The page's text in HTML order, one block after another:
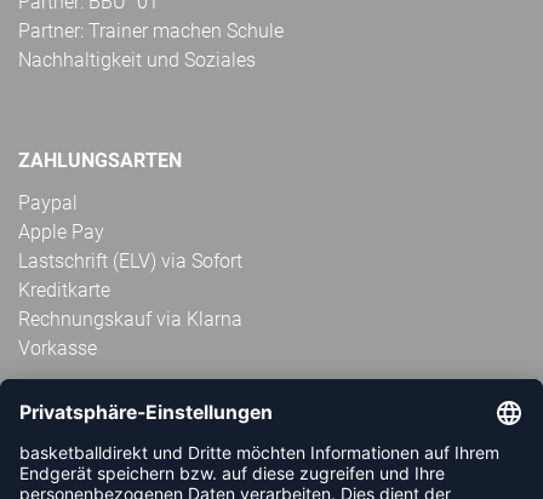
Partner: Trainer machen Schule
Nachhaltigkeit und Soziales
ZAHLUNGSARTEN
Paypal
Apple Pay
Lastschrift (ELV) via Sofort
Kreditkarte
Rechnungskauf via Klarna
Vorkasse
ABONNIERE JETZT DEN KOSTENLOSEN
HANDBALLDIREKT-NEWSLETTER UND VERPASSE KEINE
NEUIGKEIT ODER AKTION MEHR.